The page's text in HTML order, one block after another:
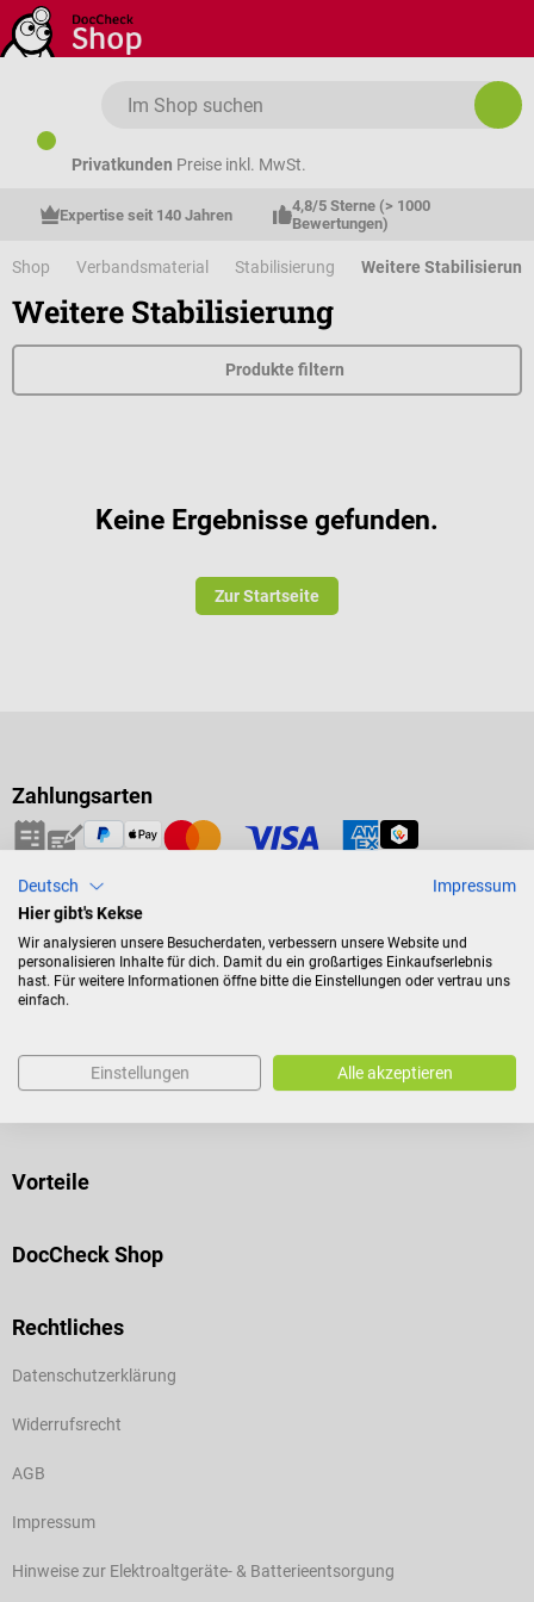
Zum Hauptinhalt springen
Privatkunden Preise inkl. MwSt.
Expertise seit 140 Jahren
4,8/5 Sterne (> 1000
Bewertungen)
Shop Verbandsmaterial Stabilisierung Weitere Stabilisierung
Weitere Stabilisierung
Produkte filtern
Keine Ergebnisse gefunden.
Zur Startseite
Zahlungsarten
Versand
Vorteile
DocCheck Shop
Rechtliches
Datenschutzerklärung
Widerrufsrecht
AGB
Impressum
Hinweise zur Elektroaltgeräte- & Batterieentsorgung
Deutsch
Impressum
Hier gibt's Kekse
Wir analysieren unsere Besucherdaten, verbessern unsere Website und
personalisieren Inhalte für dich. Damit du ein großartiges Einkaufserlebnis
hast. Für weitere Informationen öffne bitte die Einstellungen oder vertrau uns
einfach.
Einstellungen Alle akzeptieren